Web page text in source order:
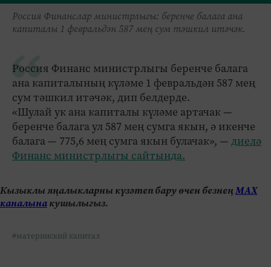
Россия Финанслар министрлыгы: беренче балага ана
капиталы 1 февральдән 587 мең сум тәшкил итәчәк.
Россия Финанс министрлыгы беренче балага
ана капиталының күләме 1 февральдән 587 мең
сум тәшкил итәчәк, дип белдерде.
«Шулай ук ана капиталы күләме артачак —
беренче балага ул 587 мең сумга якын, ә икенче
балага — 775,6 мең сумга якын булачак», — диелә
Финанс министрлыгы сайтында.
Кызыклы яңалыкларны күзәтеп бару өчен безнеңМАХ
каналынакушылыгыз.
#материнский капитал